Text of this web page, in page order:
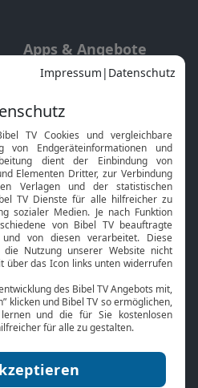
Apps & Angebote
Mobile App
Smart TV
HbbTV
Bibelthek Online-Bibel
Nächster Gottesdienst
Service
Kontakt
TV-Empfang